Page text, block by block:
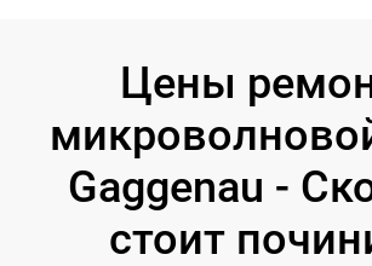
Цены
Gaggenau -
стоит